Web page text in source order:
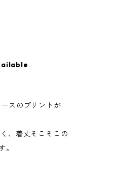
スのプリントが
、着丈そこそこの
。